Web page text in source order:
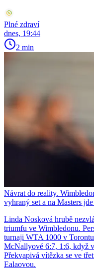
Plné zdraví
dnes, 19:44
2 min
Návrat do reality.
vyhraný set a na Masters
Linda Nosková hrubě
triumfu ve Wimbledonu.
turnaji WTA 1000 v
McNallyové 6:7, 1:6, když
Překvapivá vítězka se ve
Ealaovou.